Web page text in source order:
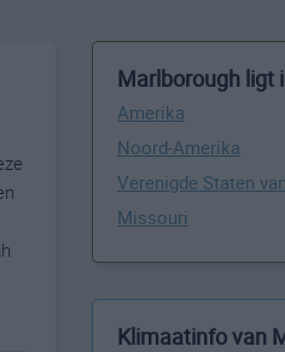
Marlborough ligt
Amerika
Noord-Amerika
Verenigde Staten
Missouri
Klimaatinfo van